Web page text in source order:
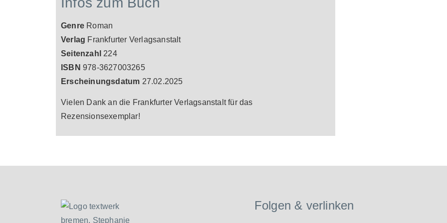
Genre Roman
Verlag Frankfurter Verlagsanstalt
Seitenzahl 224
ISBN 978-3627003265
Erscheinungsdatum 27.02.2025
Vielen Dank an die Frankfurter Verlagsanstalt für das
Rezensionsexemplar!
Folgen & verlinken